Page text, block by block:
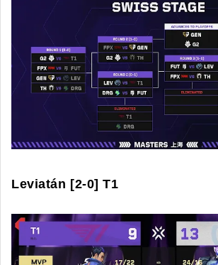
Leviatán [2-0] T1